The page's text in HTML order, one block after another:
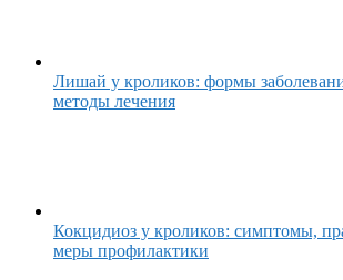
Лишай у кроликов: формы
методы лечения
Кокцидиоз у кроликов: симптомы,
меры профилактики